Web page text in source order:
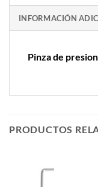
INFORMACIÓN
Pinza de
PRODUCTOS